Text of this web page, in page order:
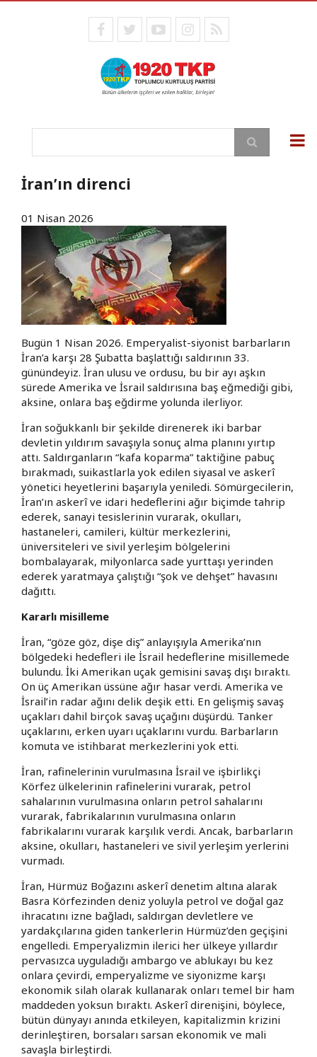
facebooktwitteryoutubeinstagram
RSS
Ara
İran’ın direnci
01 Nisan 2026
Bugün 1 Nisan 2026. Emperyalist-siyonist barbarların
İran’a karşı 28 Şubatta başlattığı saldırının 33.
günündeyiz. İran ulusu ve ordusu, bu bir ayı aşkın
sürede Amerika ve İsrail saldırısına baş eğmediği gibi,
aksine, onlara baş eğdirme yolunda ilerliyor.
İran soğukkanlı bir şekilde direnerek iki barbar
devletin yıldırım savaşıyla sonuç alma planını yırtıp
attı. Saldırganların “kafa koparma” taktiğine pabuç
bırakmadı, suikastlarla yok edilen siyasal ve askerî
yönetici heyetlerini başarıyla yeniledi. Sömürgecilerin,
İran’ın askerî ve idari hedeflerini ağır biçimde tahrip
ederek, sanayi tesislerinin vurarak, okulları,
hastaneleri, camileri, kültür merkezlerini,
üniversiteleri ve sivil yerleşim bölgelerini
bombalayarak, milyonlarca sade yurttaşı yerinden
ederek yaratmaya çalıştığı “şok ve dehşet” havasını
dağıttı.
Kararlı misilleme
İran, “göze göz, dişe diş” anlayışıyla Amerika’nın
bölgedeki hedefleri ile İsrail hedeflerine misillemede
bulundu. İki Amerikan uçak gemisini savaş dışı bıraktı.
On üç Amerikan üssüne ağır hasar verdi. Amerika ve
İsrail’in radar ağını delik deşik etti. En gelişmiş savaş
uçakları dahil birçok savaş uçağını düşürdü. Tanker
uçaklarını, erken uyarı uçaklarını vurdu. Barbarların
komuta ve istihbarat merkezlerini yok etti.
İran, rafinelerinin vurulmasına İsrail ve işbirlikçi
Körfez ülkelerinin rafinelerini vurarak, petrol
sahalarının vurulmasına onların petrol sahalarını
vurarak, fabrikalarının vurulmasına onların
fabrikalarını vurarak karşılık verdi. Ancak, barbarların
aksine, okulları, hastaneleri ve sivil yerleşim yerlerini
vurmadı.
İran, Hürmüz Boğazını askerî denetim altına alarak
Basra Körfezinden deniz yoluyla petrol ve doğal gaz
ihracatını izne bağladı, saldırgan devletlere ve
yardakçılarına giden tankerlerin Hürmüz’den geçişini
engelledi. Emperyalizmin ilerici her ülkeye yıllardır
pervasızca uyguladığı ambargo ve ablukayı bu kez
onlara çevirdi, emperyalizme ve siyonizme karşı
ekonomik silah olarak kullanarak onları temel bir ham
maddeden yoksun bıraktı. Askerî direnişini, böylece,
bütün dünyayı anında etkileyen, kapitalizmin krizini
derinleştiren, borsaları sarsan ekonomik ve mali
savaşla birleştirdi.